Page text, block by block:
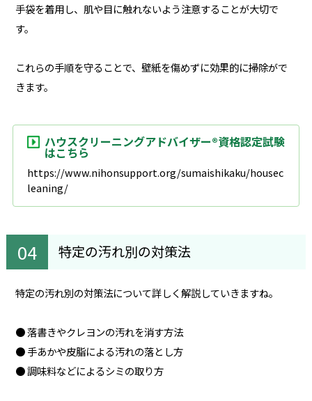
手袋を着用し、肌や目に触れないよう注意することが大切で
す。
これらの手順を守ることで、壁紙を傷めずに効果的に掃除がで
きます。
ハウスクリーニングアドバイザー®資格認定試験
はこちら
https://www.nihonsupport.org/sumaishikaku/housec
leaning/
特定の汚れ別の対策法
特定の汚れ別の対策法について詳しく解説していきますね。
● 落書きやクレヨンの汚れを消す方法
● 手あかや皮脂による汚れの落とし方
● 調味料などによるシミの取り方